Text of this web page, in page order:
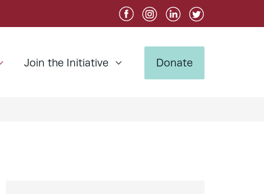
Join the Initiative Donate